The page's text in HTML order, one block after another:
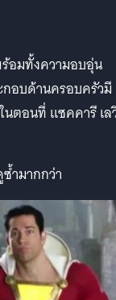
อมทั้งความอบอุ่น
อบด้านครอบครัวมี
นตอนที่ แซคคารี เล
ำมากกว่า